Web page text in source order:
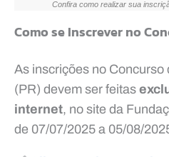
Confira como realizar sua
Como se Inscrever no
As inscrições no
(PR) devem ser feitas
internet, no site da
de 07/07/2025 a 05/08/